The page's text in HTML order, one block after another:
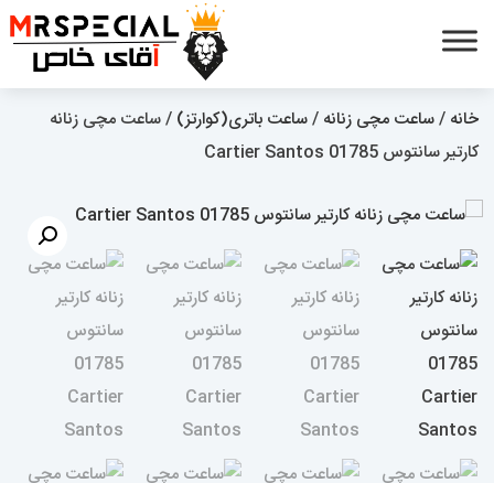
خانه /ساعت مچی زنانه /ساعت باتری(کوارتز) / ساعت مچی زنانه
کارتیر سانتوس 01785 Cartier Santos